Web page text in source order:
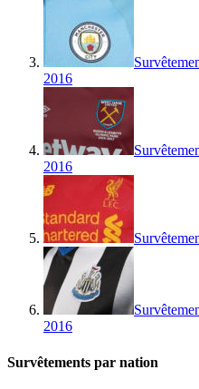
2016
2016
2016
Survêtements par nation